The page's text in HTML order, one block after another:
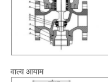
वाल्व आयाम